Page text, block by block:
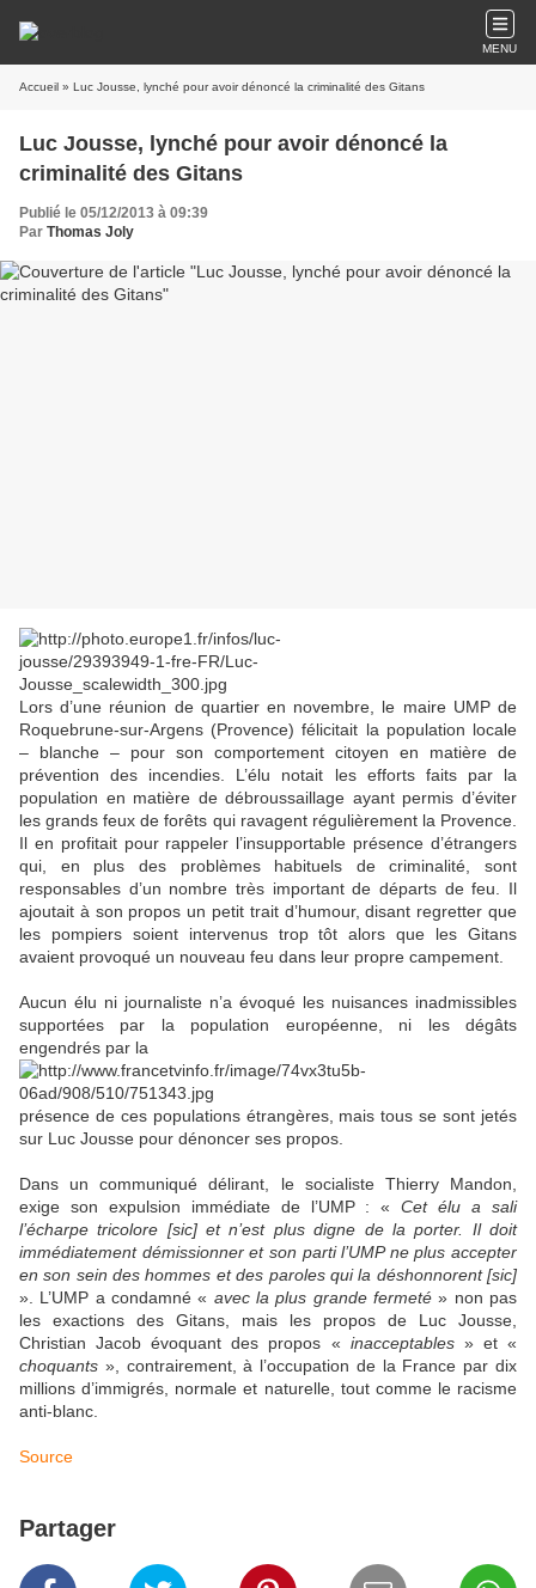
MENU
Accueil » Luc Jousse, lynché pour avoir dénoncé la criminalité des Gitans
Luc Jousse, lynché pour avoir dénoncé la
criminalité des Gitans
Publié le 05/12/2013 à 09:39
Par Thomas Joly
Lors d’une réunion de quartier en novembre, le maire UMP de
Roquebrune-sur-Argens (Provence) félicitait la population locale
– blanche – pour son comportement citoyen en matière de
prévention des incendies. L’élu notait les efforts faits par la
population en matière de débroussaillage ayant permis d’éviter
les grands feux de forêts qui ravagent régulièrement la Provence.
Il en profitait pour rappeler l’insupportable présence d’étrangers
qui, en plus des problèmes habituels de criminalité, sont
responsables d’un nombre très important de départs de feu. Il
ajoutait à son propos un petit trait d’humour, disant regretter que
les pompiers soient intervenus trop tôt alors que les Gitans
avaient provoqué un nouveau feu dans leur propre campement.
Aucun élu ni journaliste n’a évoqué les nuisances inadmissibles
supportées par la population européenne, ni les dégâts
engendrés par la
présence de ces populations étrangères, mais tous se sont jetés
sur Luc Jousse pour dénoncer ses propos.
Dans un communiqué délirant, le socialiste Thierry Mandon,
exige son expulsion immédiate de l’UMP : «Cet élu a sali
l’écharpe tricolore [sic] et n’est plus digne de la porter. Il doit
immédiatement démissionner et son parti l’UMP ne plus accepter
en son sein des hommes et des paroles qui la déshonnorent [sic]
». L’UMP a condamné « avec la plus grande fermeté » non pas
les exactions des Gitans, mais les propos de Luc Jousse,
Christian Jacob évoquant des propos « inacceptables» et «
choquants », contrairement, à l’occupation de la France par dix
millions d’immigrés, normale et naturelle, tout comme le racisme
anti-blanc.
Source
Partager